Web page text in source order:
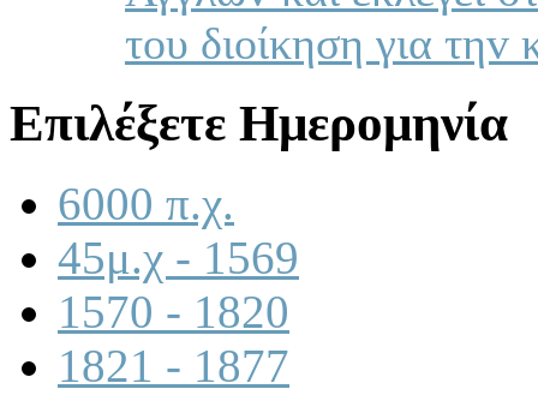
τoυ διoίκηση για τηv
Επιλέξετε Ημερομηνία
6000 π.χ.
45μ.χ - 1569
1570 - 1820
1821 - 1877